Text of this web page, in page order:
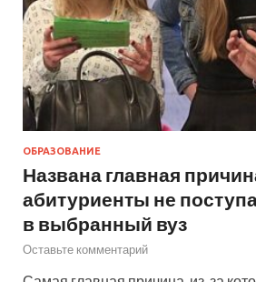
ОБРАЗОВАНИЕ
Названа главная
абитуриенты не
в выбранный вуз
Оставьте комментарий